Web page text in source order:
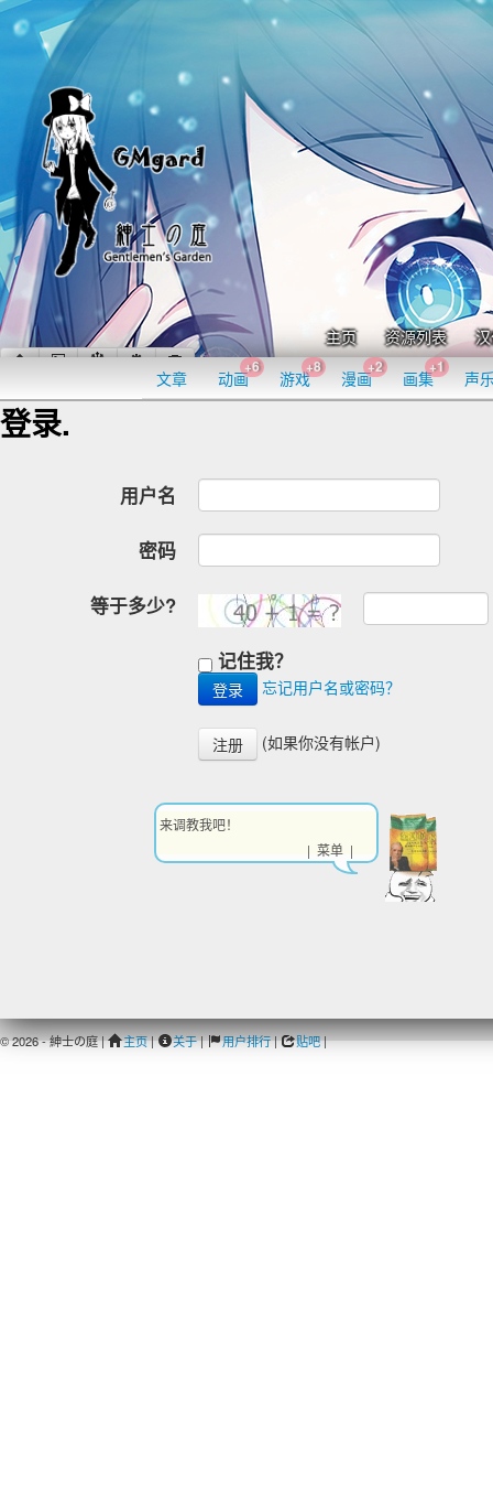
主页 资源列表
文章 动画
+6
游戏
+8
漫画
+2
画集
+1
声
登录.
用户名
密码
等于多少?
记住我？
忘记用户名或密码？
注册 (如果你没有帐户)
© 2026 - 紳士の庭 | 主页| 关于| 用户排行| 贴吧|
来调教我吧！
| 菜单 |